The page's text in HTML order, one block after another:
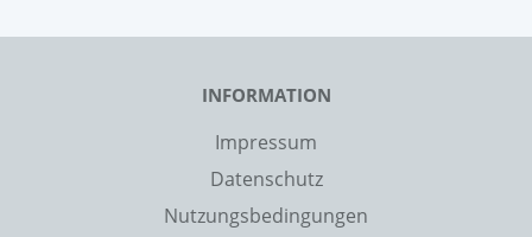
INFORMATION
Impressum
Datenschutz
Nutzungsbedingungen